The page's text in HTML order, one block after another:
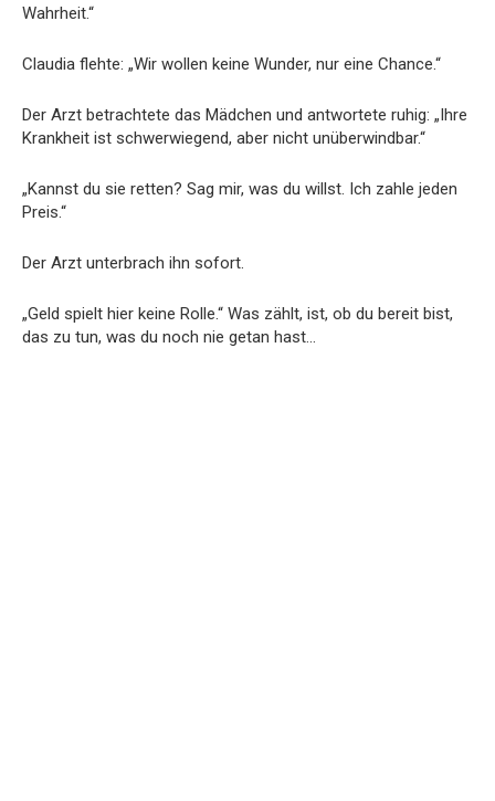
Wahrheit.“
Claudia flehte: „Wir wollen keine Wunder, nur eine Chance.“
Der Arzt betrachtete das Mädchen und antwortete ruhig: „Ihre
Krankheit ist schwerwiegend, aber nicht unüberwindbar.“
„Kannst du sie retten? Sag mir, was du willst. Ich zahle jeden
Preis.“
Der Arzt unterbrach ihn sofort.
„Geld spielt hier keine Rolle.“ Was zählt, ist, ob du bereit bist,
das zu tun, was du noch nie getan hast…